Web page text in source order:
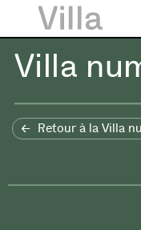
Villa
Retour à la Villa